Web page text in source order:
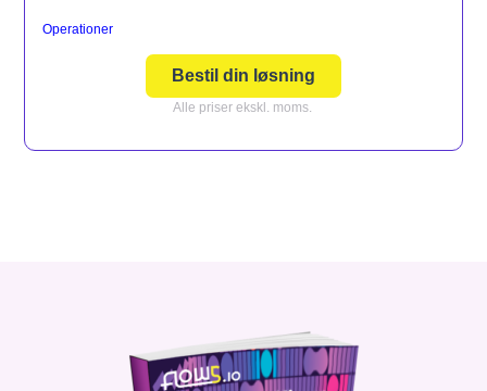
Operationer
Bestil din løsning
Alle priser ekskl. moms.